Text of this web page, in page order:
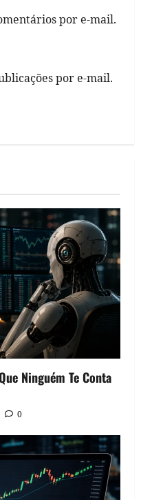
por e-mail.
por e-mail.
Ninguém Te Conta
0